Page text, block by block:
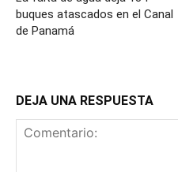
buques atascados en el Canal
de Panamá
DEJA UNA RESPUESTA